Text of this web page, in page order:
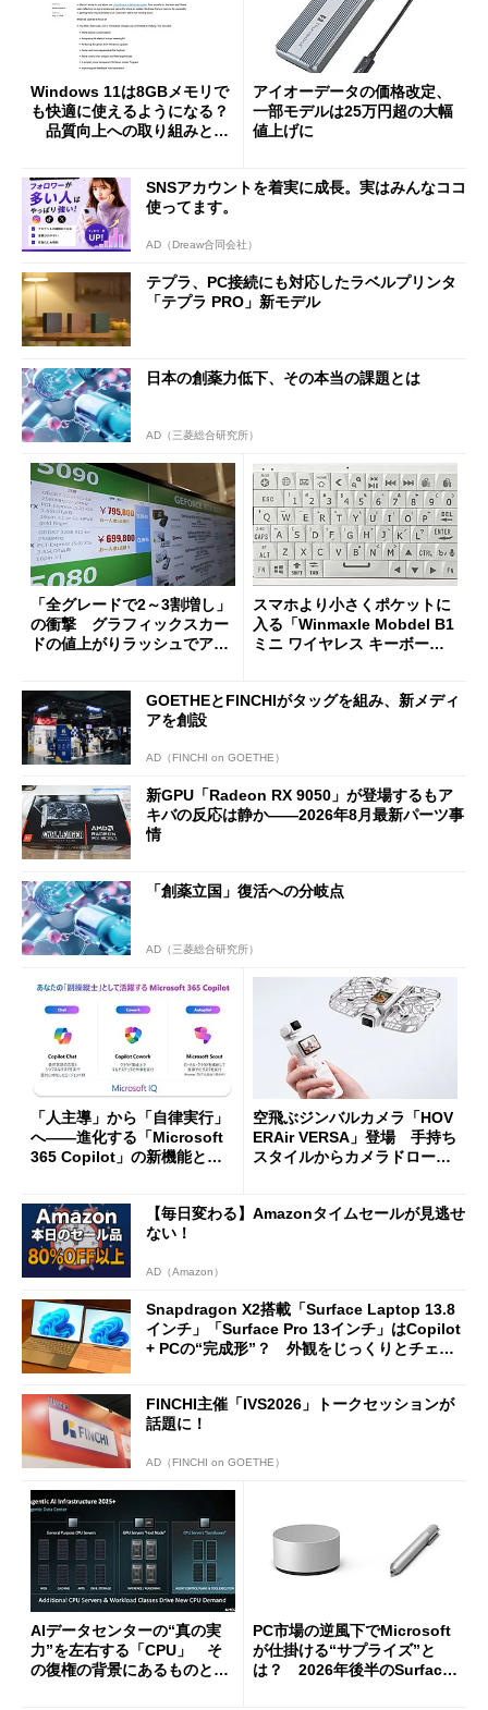
Windows 11は8GBメモリで
も快適に使えるようになる？
品質向上への取り組みと
アイオーデータの価格改定、
一部モデルは25万円超の大幅
値上げに
SNSアカウントを着実に成長。実はみんなココ
使ってます。
AD（Dreaw合同会社）
テプラ、PC接続にも対応したラベルプリンタ
「テプラ PRO」新モデル
日本の創薬力低下、その本当の課題とは
AD（三菱総合研究所）
「全グレードで2～3割増し」
の衝撃 グラフィックスカー
ドの値上がりラッシュでアキ
スマホより小さくポケットに
入る「Winmaxle Mobdel B1
ミニ ワイヤレス キーボー
GOETHEとFINCHIがタッグを組み、新メディ
アを創設
AD（FINCHI on GOETHE）
新GPU「Radeon RX 9050」が登場するもア
キバの反応は静か――2026年8月最新パーツ事
情
「創薬立国」復活への分岐点
AD（三菱総合研究所）
「人主導」から「自律実行」
へ――進化する「Microsoft
365 Copilot」の新機能とエ
空飛ぶジンバルカメラ「HOV
ERAir VERSA」登場 手持ち
スタイルからカメラドローン
【毎日変わる】Amazonタイムセールが見逃せ
ない！
AD（Amazon）
Snapdragon X2搭載「Surface Laptop 13.8
インチ」「Surface Pro 13インチ」はCopilot
+ PCの“完成形”？ 外観をじっくりとチェッ
FINCHI主催「IVS2026」トークセッションが
話題に！
AD（FINCHI on GOETHE）
AIデータセンターの“真の実
力”を左右する「CPU」 そ
の復権の背景にあるものと
PC市場の逆風下でMicrosoft
が仕掛ける“サプライズ”と
は？ 2026年後半のSurface